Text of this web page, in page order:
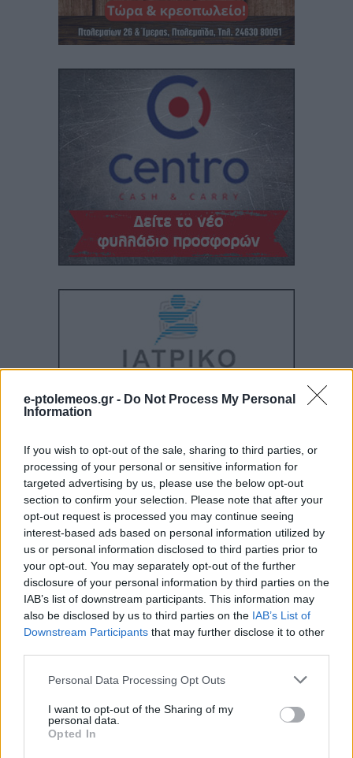
e-ptolemeos.gr - Do Not Process My Personal
Information
If you wish to opt-out of the sale, sharing to third parties, or
processing of your personal or sensitive information for
targeted advertising by us, please use the below opt-out
section to confirm your selection. Please note that after your
opt-out request is processed you may continue seeing
interest-based ads based on personal information utilized by
us or personal information disclosed to third parties prior to
your opt-out. You may separately opt-out of the further
disclosure of your personal information by third parties on the
IAB’s list of downstream participants. This information may
also be disclosed by us to third parties on the IAB’s List of
Downstream Participants that may further disclose it to other
Please note that this website/app uses one or more Google
not limited to your visit or usage behaviour. You may click to
grant or deny consent to Google and its third-party tags to
use your data for below specified purposes in below Google
Personal Data Processing Opt Outs
I want to opt-out of the Sharing of my
personal data.
Opted In